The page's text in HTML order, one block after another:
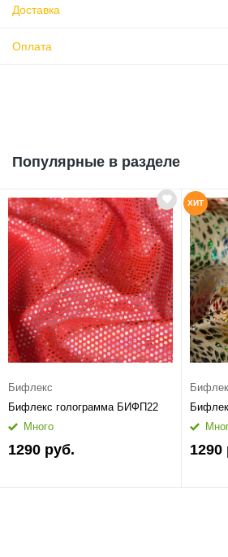
Доставка
Оплата
Популярные в разделе
Бифлекс
Бифлекс голограмма БИФП22
Много
1290 руб.
ХИТ
1290